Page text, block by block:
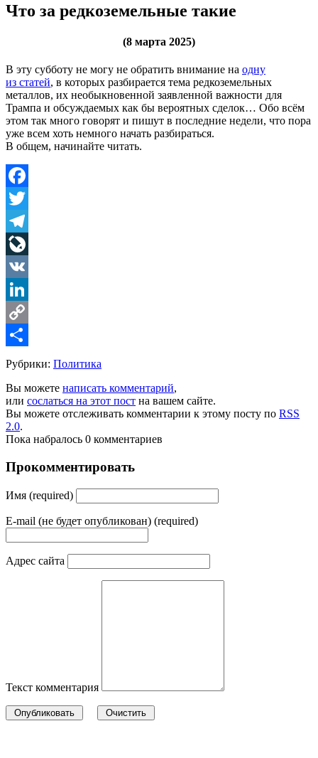
Что за редкоземельные такие
(8 марта 2025)
В эту субботу не могу не обратить внимание на одну
из статей, в которых разбирается тема редкоземельных
металлов, их необыкновенной заявленной важности для
Трампа и обсуждаемых как бы вероятных сделок… Обо всём
этом так много говорят и пишут в последние недели, что пора
уже всем хоть немного начать разбираться.
В общем, начинайте читать.
Facebook
Twitter
Telegram
LiveJournal
VK
LinkedIn
Copy
Link
Share
Рубрики: Политика
Вы можете написать комментарий,
или сослаться на этот пост на вашем сайте.
Вы можете отслеживать комментарии к этому посту по RSS
2.0.
Пока набралось 0 комментариев
Прокомментировать
Имя (required)
E-mail (не будет опубликован) (required)
Адрес сайта
Текст комментария